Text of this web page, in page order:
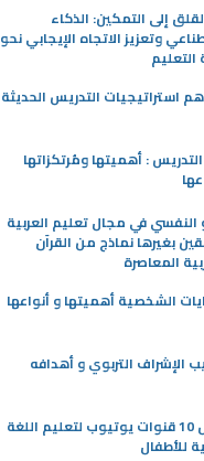
إلى التمكين: الذكاء
وتعزيز الاتجاه الإيجابي نحو
استراتيجيات التدريس الحديثة
: أهميتها ومُرتكزاتها
النفسي في مجال تعليم العربية
بغيرها نماذج من القرآن
المعاصرة
الشخصية أهميتها و أنواعها
الإشراف التربوي و أهدافه
أفضل 10 قنوات يوتيوب لتعليم اللغة
للأطفال